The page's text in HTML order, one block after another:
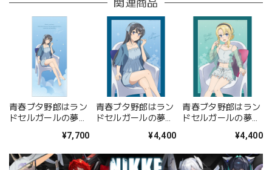
関連商品
青春ブタ野郎はラン
ドセルガールの夢を
大タペストリー(桜
ア)
¥7,700
青春ブタ野郎はラン
ドセルガールの夢を
B2タペストリー(桜
ア)Wスエード
¥4,400
青春ブタ野郎はラン
ドセルガールの夢を
B2タペストリー(豊
ェア)Wスエード
¥4,400